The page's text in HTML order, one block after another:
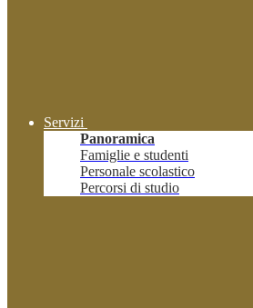
Servizi
Panoramica
Famiglie e studenti
Personale scolastico
Percorsi di studio